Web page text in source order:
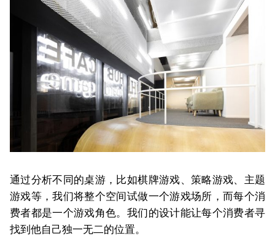
通过分析不同的桌游，比如棋牌游戏、策略游戏、主题
游戏等，我们将整个空间试做一个游戏场所，而每个消
费者都是一个游戏角色。我们的设计能让每个消费者寻
找到他自己独一无二的位置。